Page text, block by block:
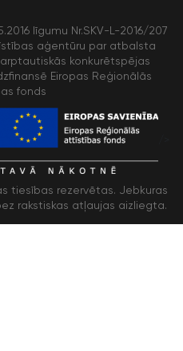
līgumu Nr.SKV-L-2016/207
aģentūru par atbalsta
konkurētspējas
Eiropas Reģionālās
fonds
tiesības rezervētas. Jebkuras
rakstiskas atļaujas aizliegta.